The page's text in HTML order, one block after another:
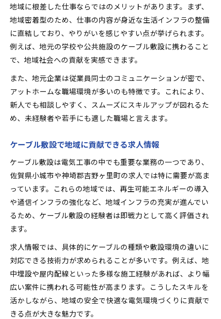
地域に根差した仕事ならではのメリットがあります。まず、
地域密着型のため、仕事の内容が身近な生活インフラの整備
に直結しており、やりがいを感じやすい点が挙げられます。
例えば、地元の学校や公共施設のケーブル敷設に携わること
で、地域社会への貢献を実感できます。
また、地元企業は従業員同士のコミュニケーションが密で、
アットホームな職場環境が多いのも特徴です。これにより、
新人でも相談しやすく、スムーズにスキルアップが図れるた
め、未経験者や若手にも適した職場と言えます。
ケーブル敷設で地域に貢献できる求人情報
ケーブル敷設は電気工事の中でも重要な業務の一つであり、
佐賀県小城市や神埼郡吉野ヶ里町の求人では特に需要が高ま
っています。これらの地域では、再生可能エネルギーの導入
や通信インフラの強化など、地域インフラの充実が進んでい
るため、ケーブル敷設の経験者は即戦力として高く評価され
ます。
求人情報では、具体的にケーブルの種類や敷設環境の違いに
対応できる技術力が求められることが多いです。例えば、地
中埋設や屋内配線といった多様な施工経験があれば、より幅
広い案件に携われる可能性が高まります。こうしたスキルを
活かしながら、地域の安全で快適な電気環境づくりに貢献で
きる点が大きな魅力です。